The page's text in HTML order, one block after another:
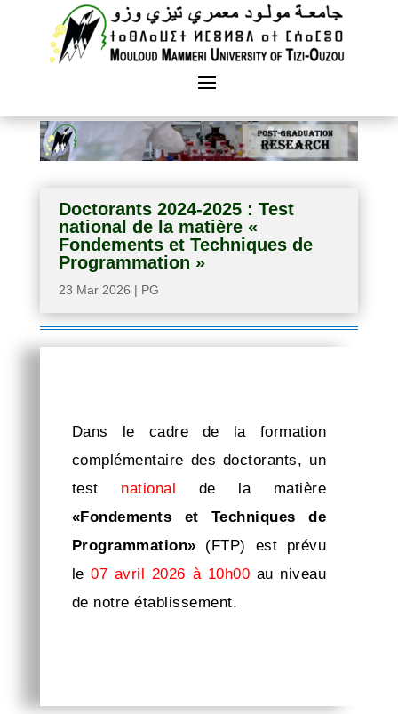
Doctorants 2024-2025 : Test
national de la matière «
Fondements et Techniques de
Programmation »
23 Mar 2026 | PG
Dans le cadre de la formation
complémentaire des doctorants, un
test national de la matière
«Fondements et Techniques de
Programmation» (FTP) est prévu
le07 avril 2026 à 10h00 au niveau
de notre établissement.